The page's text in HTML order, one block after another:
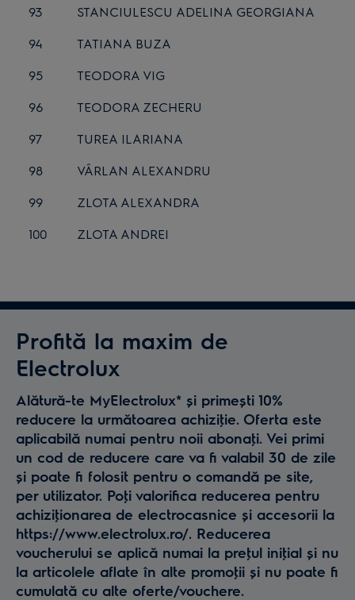
93
STANCIULESCU ADELINA GEORGIANA
94
TATIANA BUZA
95
TEODORA VIG
96
TEODORA ZECHERU
97
TUREA ILARIANA
98
VÂRLAN ALEXANDRU
99
ZLOTA ALEXANDRA
100
ZLOTA ANDREI
Profită la maxim de
Electrolux
Alătură-te MyElectrolux* și primești 10%
reducere la următoarea achiziţie. Oferta este
aplicabilă numai pentru noii abonaţi. Vei primi
un cod de reducere care va fi valabil 30 de zile
și poate fi folosit pentru o comandă pe site,
per utilizator. Poţi valorifica reducerea pentru
achiziţionarea de electrocasnice și accesorii la
https://www.electrolux.ro/. Reducerea
voucherului se aplică numai la preţul iniţial și nu
la articolele aflate în alte promoţii și nu poate fi
cumulată cu alte oferte/vouchere.